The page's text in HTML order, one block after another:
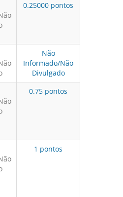
0.25000 pontos
Não
Informado/Não
Divulgado
0.75 pontos
1 pontos